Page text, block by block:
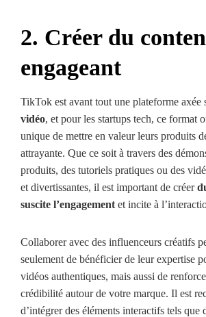
2. Créer du
engageant
TikTok est avant tout une plateforme axée
vidéo, et pour les startups tech, ce format
unique de mettre en valeur leurs produits
attrayante. Que ce soit à travers des
produits, des tutoriels pratiques ou des
et divertissantes, il est important de créer
suscite l’engagement et incite à
Collaborer avec des influenceurs créatifs
seulement de bénéficier de leur expertise
vidéos authentiques, mais aussi de
crédibilité autour de votre marque. Il est
d’intégrer des éléments interactifs tels que